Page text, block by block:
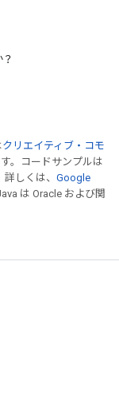
クリエイティブ・コモ
。コードサンプルは
しくは、 Google
は Oracle および関